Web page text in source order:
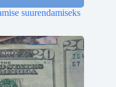
suurendamiseks